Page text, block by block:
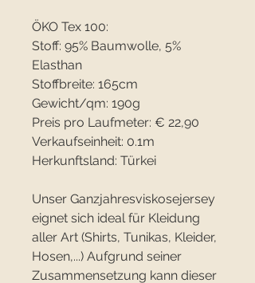
ÖKO Tex 100:
Stoff: 95% Baumwolle, 5%
Elasthan
Stoffbreite: 165cm
Gewicht/qm: 190g
Preis pro Laufmeter: € 22,90
Verkaufseinheit: 0.1m
Herkunftsland: Türkei
Unser Ganzjahresviskosejersey
eignet sich ideal für Kleidung
aller Art (Shirts, Tunikas, Kleider,
Hosen,...) Aufgrund seiner
Zusammensetzung kann dieser